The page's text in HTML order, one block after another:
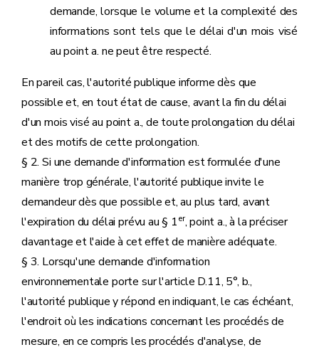
demande, lorsque le volume et la complexité des
informations sont tels que le délai d'un mois visé
au point a. ne peut être respecté.
En pareil cas, l'autorité publique informe dès que
possible et, en tout état de cause, avant la fin du délai
d'un mois visé au point a., de toute prolongation du délai
et des motifs de cette prolongation.
§ 2. Si une demande d'information est formulée d'une
manière trop générale, l'autorité publique invite le
demandeur dès que possible et, au plus tard, avant
l'expiration du délai prévu au § 1er, point a., à la préciser
davantage et l'aide à cet effet de manière adéquate.
§ 3. Lorsqu'une demande d'information
environnementale porte sur l'article D.11, 5°, b.,
l'autorité publique y répond en indiquant, le cas échéant,
l'endroit où les indications concernant les procédés de
mesure, en ce compris les procédés d'analyse, de